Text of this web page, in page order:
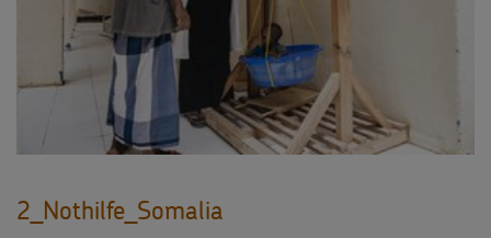
2_Nothilfe_Somalia